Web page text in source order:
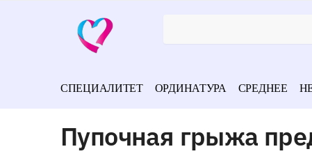
СПЕЦИАЛИТЕТ ОРДИНАТУРА СРЕДНЕЕ
Пупочная грыжа